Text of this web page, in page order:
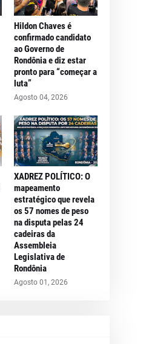
Hildon Chaves é
confirmado candidato
ao Governo de
Rondônia e diz estar
pronto para “começar a
luta”
Agosto 04, 2026
XADREZ POLÍTICO: O
mapeamento
estratégico que revela
os 57 nomes de peso
na disputa pelas 24
cadeiras da
Assembleia
Legislativa de
Rondônia
Agosto 01, 2026